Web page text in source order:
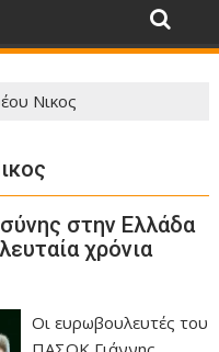
Νικος
στην Ελλάδα
χρόνια
Οι ευρωβουλευτές του